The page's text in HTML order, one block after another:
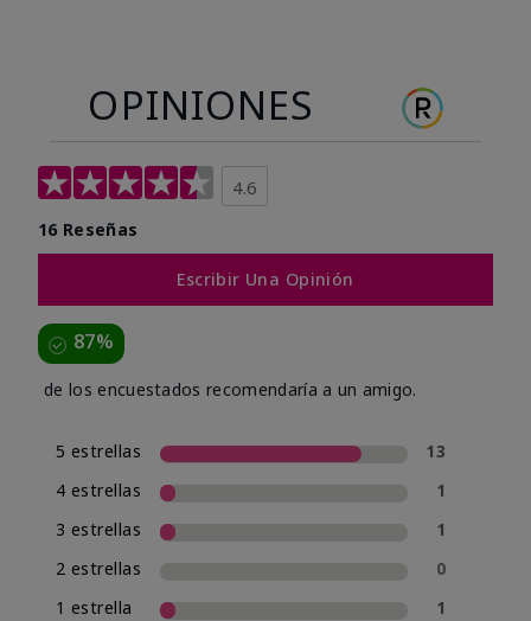
OPINIONES
4.6
16 Reseñas
Escribir Una Opinión
87%
de los encuestados recomendaría a un amigo.
5 estrellas
13
4 estrellas
1
3 estrellas
1
2 estrellas
0
1 estrella
1